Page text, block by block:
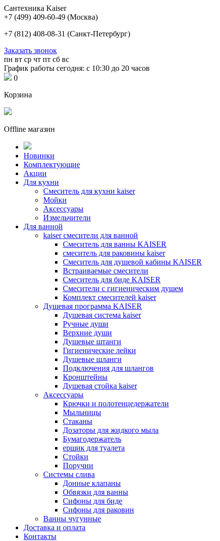
Сантехника Kaiser
+7 (499) 409-60-49 (Москва)
+7 (812) 408-08-31 (Санкт-Петербург)
Заказать звонок
пн вт ср чт пт сб вс
График работы сегодня: с 10:30 до 20 часов
0
Корзина
Offline магазин
Новинки
Комплектующие
Акции
Для кухни
Cмеситель для кухни kaiser
Мойки
Аксессуары
Измельчители
Для ванной
kaiser смесители для ванной
Смеситель для ванны KAISER
смеситель для раковины kaiser
Смеситель для душевой кабины KAISER
Встраиваемые смесители
Смеситель для биде KAISER
Смесители с гигиеническим душем
Комплект смесителей kaiser
Душевая программа KAISER
Душевая система kaiser
Ручные души
Верхние души
Душевые штанги
Гигиенические лейки
Душевые шланги
Подключения для шлангов
Кронштейны
Душевая стойка kaiser
Аксессуары
Крючки и полотенцедержатели
Мыльницы
Стаканы
Дозаторы для жидкого мыла
Бумагодержатель
ершик для туалета
Стойки
Поручни
Системы слива
Донные клапаны
Обвязки для ванны
Сифоны для биде
Сифоны для раковин
Ванны чугунные
Доставка и оплата
Контакты